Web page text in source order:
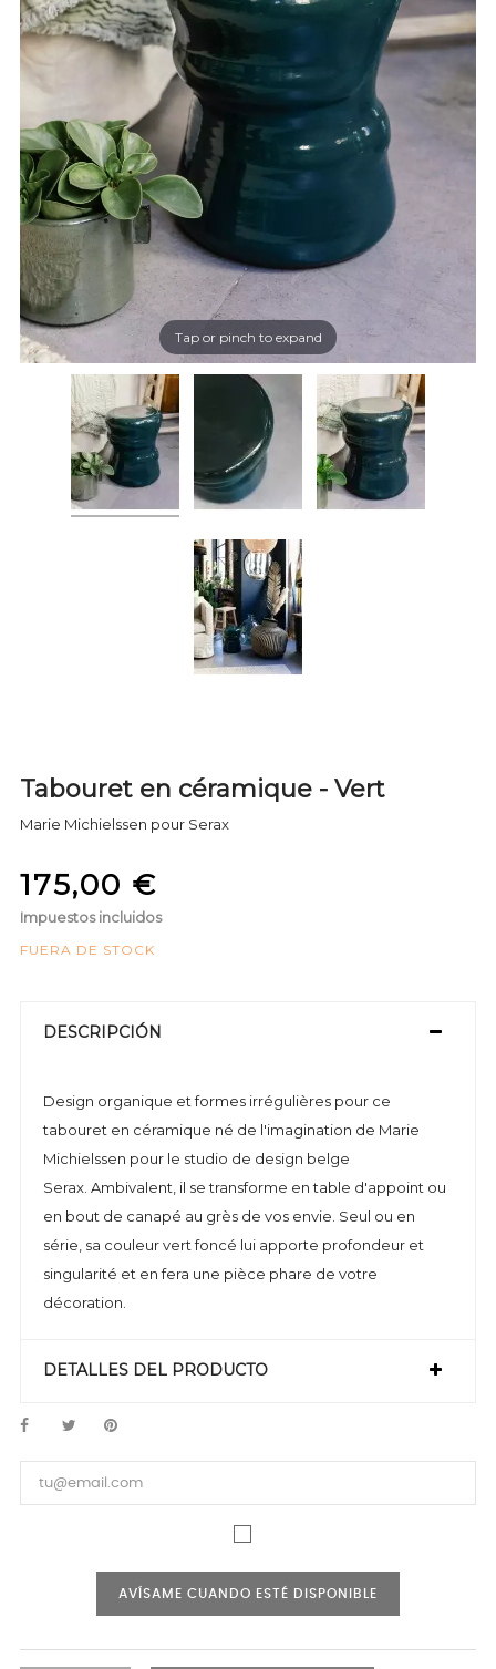
Tap or pinch to expand
Tabouret en céramique - Vert
Marie Michielssen pour Serax
175,00 €
Impuestos incluidos
FUERA DE STOCK
DESCRIPCIÓN
Design organique et formes irrégulières pour ce
tabouret en céramique né de l'imagination de Marie
Michielssen pour le studio de design belge
Serax. Ambivalent, il se transforme en table d'appoint ou
en bout de canapé au grès de vos envie. Seul ou en
série, sa couleur vert foncé lui apporte profondeur et
singularité et en fera une pièce phare de votre
décoration.
DETALLES DEL PRODUCTO
AVÍSAME CUANDO ESTÉ DISPONIBLE